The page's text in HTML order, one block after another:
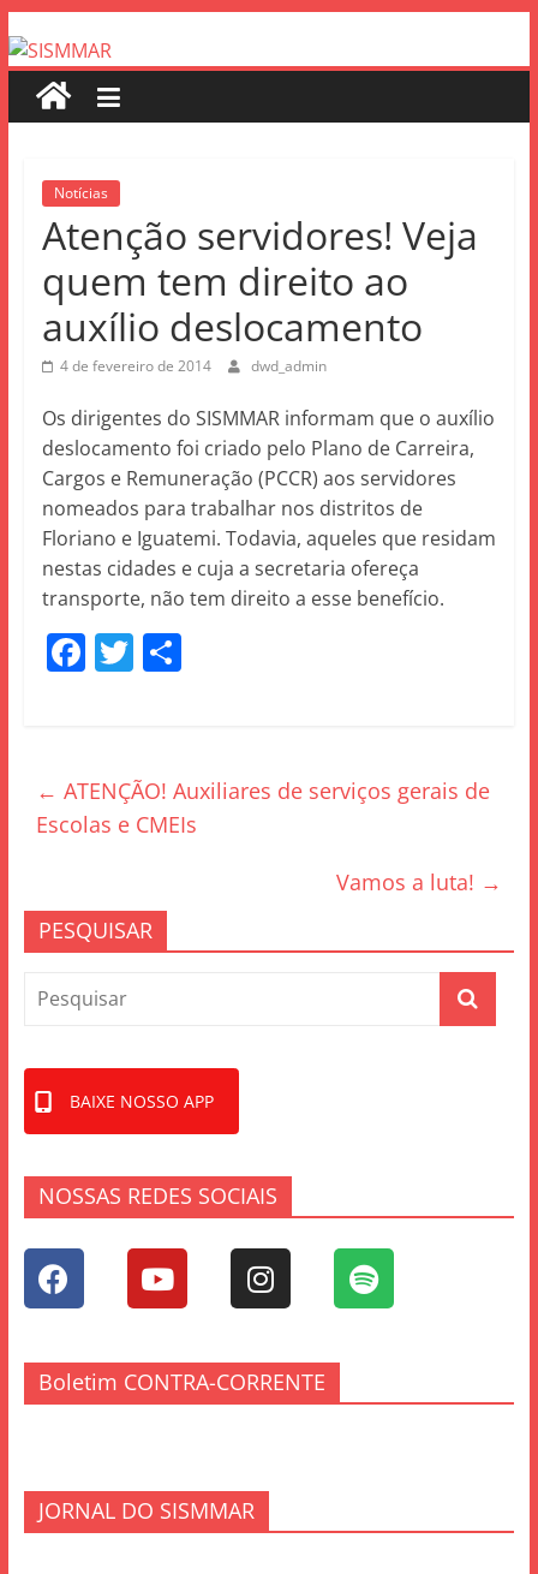
Notícias
Atenção servidores! Veja
quem tem direito ao
auxílio deslocamento
4 de fevereiro de 2014 dwd_admin
Os dirigentes do SISMMAR informam que o auxílio
deslocamento foi criado pelo Plano de Carreira,
Cargos e Remuneração (PCCR) aos servidores
nomeados para trabalhar nos distritos de
Floriano e Iguatemi. Todavia, aqueles que residam
nestas cidades e cuja a secretaria ofereça
transporte, não tem direito a esse benefício.
F
b
o
k
T
er
S
← ATENÇÃO! Auxiliares de serviços gerais de
Escolas e CMEIs
Vamos a luta! →
PESQUISAR
BAIXE NOSSO APP
NOSSAS REDES SOCIAIS
Boletim CONTRA-CORRENTE
JORNAL DO SISMMAR